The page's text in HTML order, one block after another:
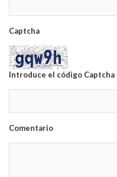
Captcha
Introduce el código Captcha
Comentario